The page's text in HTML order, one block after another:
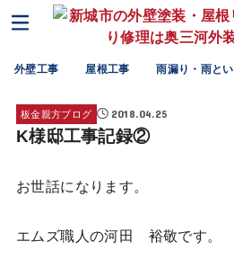
外壁工事 屋根工事 雨漏り・雨とい
板金親方ブログ 2018.04.25
K様邸工事記録②
お世話になります。
エムズ職人の河田 裕敬です。